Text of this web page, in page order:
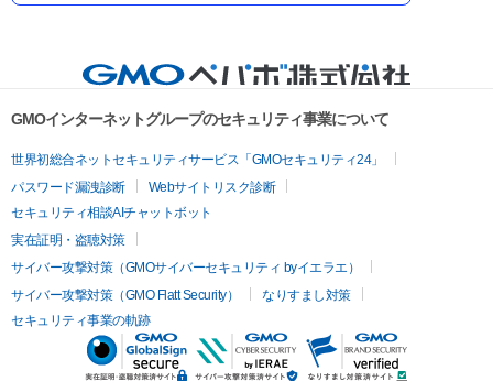
GMOインターネットグループのセキュリティ事業について
世界初総合ネットセキュリティサービス「GMOセキュリティ24」
パスワード漏洩診断
Webサイトリスク診断
セキュリティ相談AIチャットボット
実在証明・盗聴対策
サイバー攻撃対策（GMOサイバーセキュリティ byイエラエ）
サイバー攻撃対策（GMO Flatt Security）
なりすまし対策
セキュリティ事業の軌跡